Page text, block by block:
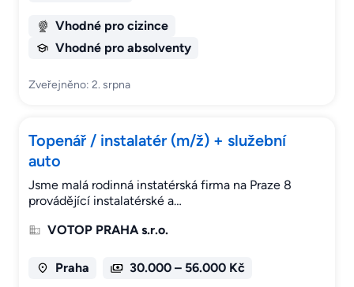
Vhodné pro cizince
Vhodné pro absolventy
Zveřejněno: 2. srpna
Topenář / instalatér (m/ž) + služební
auto
Jsme malá rodinná instatérská firma na Praze 8
provádějící instalatérské a…
VOTOP PRAHA s.r.o.
Praha 30.000 – 56.000 Kč